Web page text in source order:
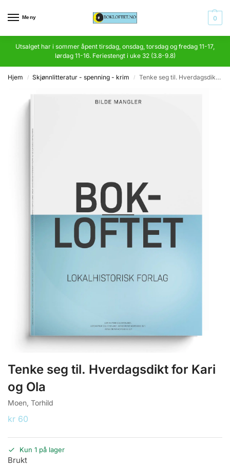
Meny 0
Utsalget har i sommer åpent tirsdag, onsdag, torsdag og fredag 11-17,
lørdag 11-16. Feriestengt i uke 32 (3.8-9.8)
Hjem / Skjønnlitteratur - spenning - krim / Tenke seg til. Hverdagsdikt for Kari og Ola
Tenke seg til. Hverdagsdikt for Kari
og Ola
Moen, Torhild
kr 60
Kun 1 på lager
Brukt